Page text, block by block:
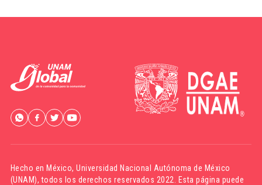
Hecho en México,Universidad Nacional Autónoma de México
(UNAM), todos los derechos reservados 2022. Esta página puede